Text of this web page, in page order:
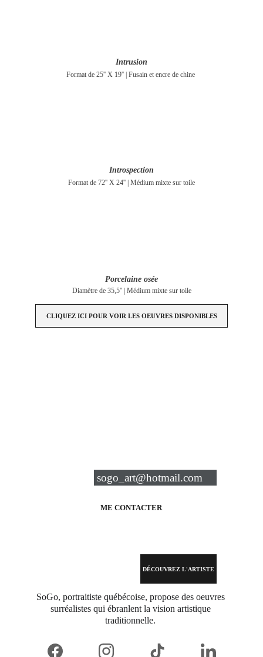
Intrusion
Format de 25'' X 19'' | Fusain et encre de chine
Porcelaine osée
Diamètre de 35,5'' | Médium mixte sur toile
Introspection
Format de 72'' X 24'' | Médium mixte sur toile
CLIQUEZ ICI POUR VOIR LES OEUVRES DISPONIBLES
sogo_art@hotmail.com
ME CONTACTER
SoGo, portraitiste québécoise, propose des oeuvres
surréalistes qui ébranlent la vision artistique
traditionnelle.
DÉCOUVREZ L'ARTISTE